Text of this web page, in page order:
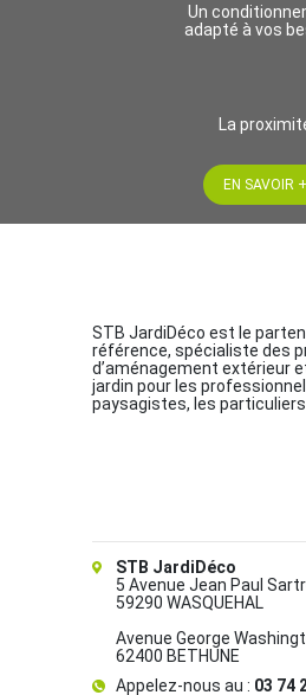
Un
adapté à vos
La
EN SAVOIR +
STB JardiDéco est le
référence, spécialiste des
d’aménagement extérieur
jardin pour les
paysagistes, les
STB JardiDéco
5 Avenue Jean Paul
59290 WASQUEHAL
Avenue George
62400 BETHUNE
Appelez-nous au : 03 74